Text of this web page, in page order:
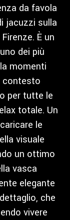
da favola
jacuzzi sulla
È un
dei più
momenti
contesto
per tutte le
totale. Un
le
visuale
un ottimo
vasca
elegante
che
vivere